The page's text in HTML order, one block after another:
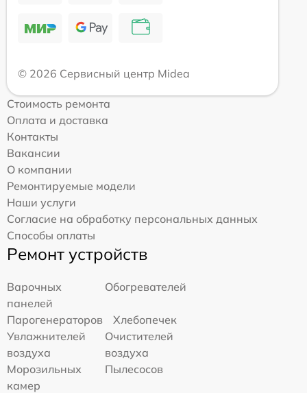
© 2026 Сервисный центр Midea
Стоимость ремонта
Оплата и доставка
Контакты
Вакансии
О компании
Ремонтируемые модели
Наши услуги
Согласие на обработку персональных данных
Способы оплаты
Ремонт устройств
Варочных
панелей
Обогревателей
Парогенераторов
Хлебопечек
Увлажнителей
воздуха
Очистителей
воздуха
Морозильных
камер
Пылесосов